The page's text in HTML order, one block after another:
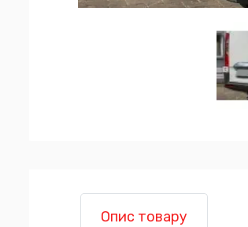
Опис товару